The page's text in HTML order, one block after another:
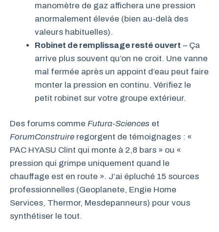
manomètre de gaz affichera une pression
anormalement élevée (bien au-delà des
valeurs habituelles).
Robinet de remplissage resté ouvert – Ça
arrive plus souvent qu’on ne croit. Une vanne
mal fermée après un appoint d’eau peut faire
monter la pression en continu. Vérifiez le
petit robinet sur votre groupe extérieur.
Des forums comme Futura-Sciences et
ForumConstruire regorgent de témoignages : «
PAC HYASU Clint qui monte à 2,8 bars » ou «
pression qui grimpe uniquement quand le
chauffage est en route ». J’ai épluché 15 sources
professionnelles (Geoplanete, Engie Home
Services, Thermor, Mesdepanneurs) pour vous
synthétiser le tout.